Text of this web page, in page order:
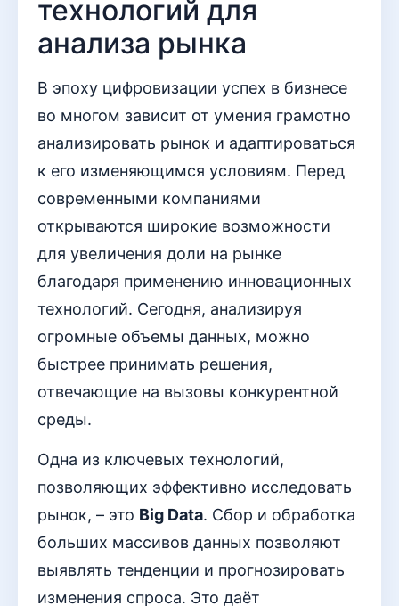
технологий для
анализа рынка
В эпоху цифровизации успех в бизнесе
во многом зависит от умения грамотно
анализировать рынок и адаптироваться
к его изменяющимся условиям. Перед
современными компаниями
открываются широкие возможности
для увеличения доли на рынке
благодаря применению инновационных
технологий. Сегодня, анализируя
огромные объемы данных, можно
быстрее принимать решения,
отвечающие на вызовы конкурентной
среды.
Одна из ключевых технологий,
позволяющих эффективно исследовать
рынок, – это Big Data. Сбор и обработка
больших массивов данных позволяют
выявлять тенденции и прогнозировать
изменения спроса. Это даёт